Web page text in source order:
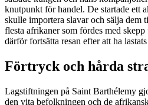
knutpunkt för handel. De startade ett
skulle importera slavar och sälja dem
flesta afrikaner som fördes med
därför fortsätta resan efter att ha
Förtryck och hårda
Lagstiftningen på Saint Barthélemy
den vita befolkningen och de